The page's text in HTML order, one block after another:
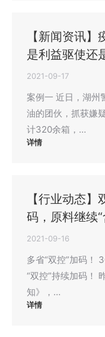
【新闻资讯
是利益驱使还
2021-09-17
案例一 近日，湖州
油的团伙，抓获嫌
计320余箱，…
详情
【行业动态】
码，原料继续“
2021-09-16
多省“双控”加码！
“双控”持续加码！
知》，…
详情